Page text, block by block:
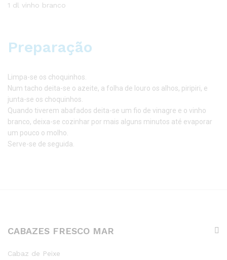
1 dl vinho branco
Preparação
Limpa-se os choquinhos.
Num tacho deita-se o azeite, a folha de louro os alhos, piripiri, e
junta-se os choquinhos.
Quando tiverem abafados deita-se um fio de vinagre e o vinho
branco, deixa-se cozinhar por mais alguns minutos até evaporar
um pouco o molho.
Serve-se de seguida.
CABAZES FRESCO MAR
Cabaz de Peixe